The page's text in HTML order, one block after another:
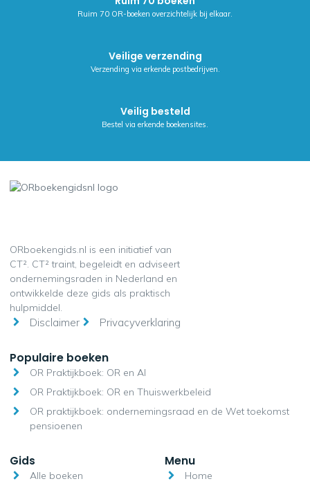
Ruim 70 OR-boeken overzichtelijk bij elkaar.
Veilige verzending
Verzending via erkende postbedrijven.
Veilig besteld
Bestel via erkende boekensites.
ORboekengids.nl is een initiatief van
CT². CT² traint, begeleidt en adviseert
ondernemingsraden in Nederland en
ontwikkelde deze gids als praktisch
hulpmiddel.
Disclaimer Privacyverklaring
Populaire boeken
OR Praktijkboek: OR en AI
OR Praktijkboek: OR en Thuiswerkbeleid
OR praktijkboek: ondernemingsraad en de Wet toekomst
pensioenen
Gids
Alle boeken
Menu
Home